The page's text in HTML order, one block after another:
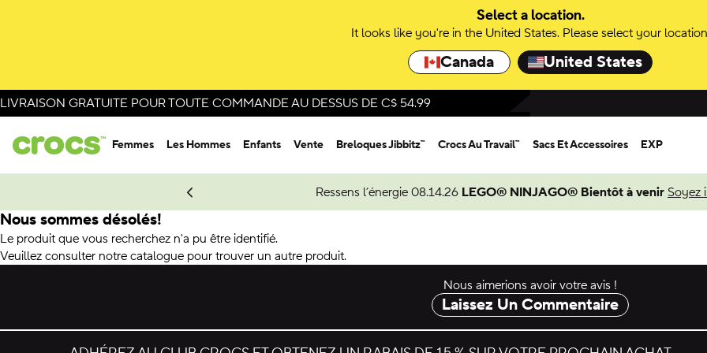
Select a location.
It looks like you're in the United States. Please select your
Canada United States
LIVRAISON GRATUITE POUR TOUTE COMMANDE AU DESSUS DE C$ 54.99
Femmes Les Hommes Enfants Vente Breloques Jibbitz™ Crocs Au Travail™ Sacs Et Accessoires EXP
Ressens l’énergie 08.14.26 LEGO® NINJAGO® Bientôt à venir Soyez
Magasinez Spider-Man
Nous sommes désolés!
Le produit que vous recherchez n'a pu être identifié.
Veuillez consulter notre catalogue pour trouver un autre produit.
Nous aimerions avoir votre avis !
Laissez Un Commentaire